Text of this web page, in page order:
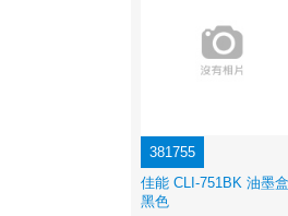
381755
佳能 CLI-751BK 油墨盒
黑色